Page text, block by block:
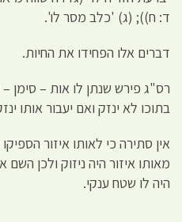
ד: ח)); (ג) 'כלב מסר לו'.
דברים אלו הפחידו את החיות.
רס"ג פירש שנתן לו אות – סימן
בתוכו לא ינזק ואם יעבור אותו
אין סתירה כי לאותו איזור
מאותו איזור היה ניזוק ולכן
היה לו שטח ענקי.